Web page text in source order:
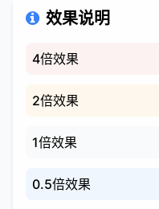
效果说明
4倍效果
2倍效果
1倍效果
0.5倍效果